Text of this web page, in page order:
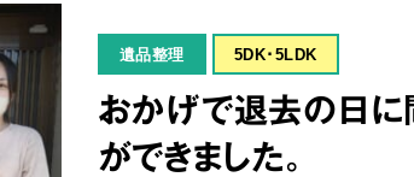
遺品整理 5DK･5LDK
おかげで退去の日に
ができました。